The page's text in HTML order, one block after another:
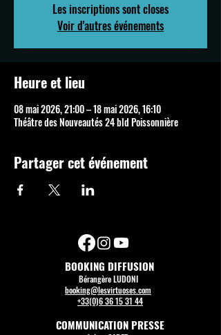
Les inscriptions sont closes
Voir d'autres événements
Heure et lieu
08 mai 2026, 21:00 – 18 mai 2026, 16:10
Théâtre des Nouveautés 24 bld Poissonnière
Partager cet événement
BOOKING DIFFUSION
Bérangère LUDONI
booking@lesvirtuoses.com
+33(0)6 36 15 31 44
COMMUNICATION PRESSE